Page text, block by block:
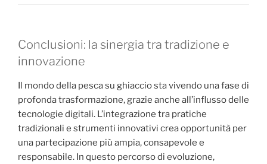
Conclusioni: la sinergia tra tradizione e
innovazione
Il mondo della pesca su ghiaccio sta vivendo una fase di
profonda trasformazione, grazie anche all’influsso delle
tecnologie digitali. L’integrazione tra pratiche
tradizionali e strumenti innovativi crea opportunità per
una partecipazione più ampia, consapevole e
responsabile. In questo percorso di evoluzione,